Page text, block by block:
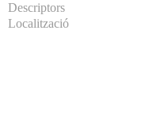
Descriptors
Localització